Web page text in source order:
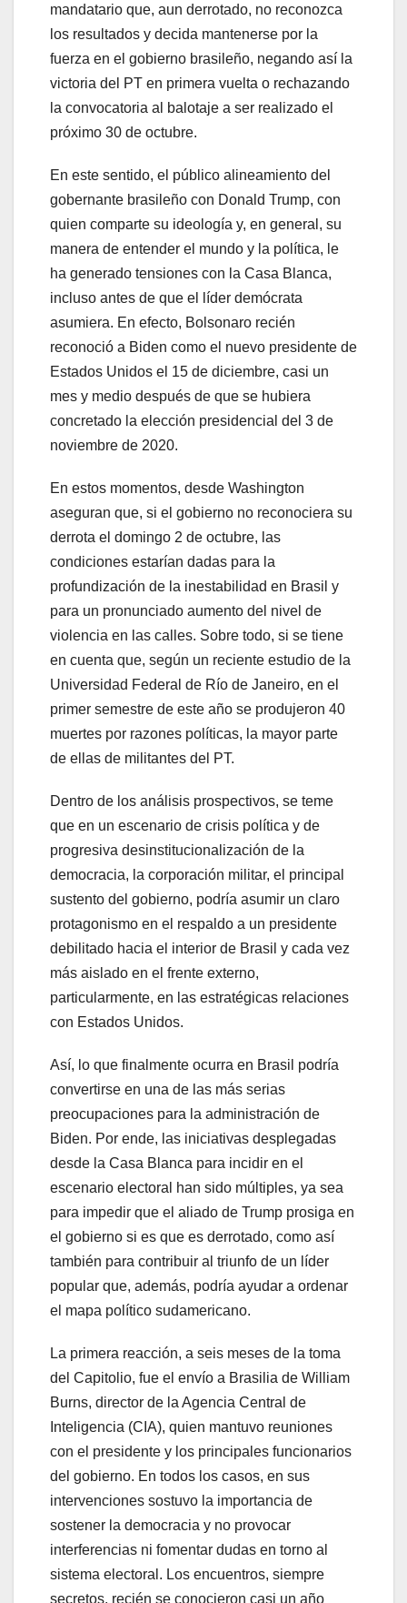
mandatario que, aun derrotado, no reconozca
los resultados y decida mantenerse por la
fuerza en el gobierno brasileño, negando así la
victoria del PT en primera vuelta o rechazando
la convocatoria al balotaje a ser realizado el
próximo 30 de octubre.
En este sentido, el público alineamiento del
gobernante brasileño con Donald Trump, con
quien comparte su ideología y, en general, su
manera de entender el mundo y la política, le
ha generado tensiones con la Casa Blanca,
incluso antes de que el líder demócrata
asumiera. En efecto, Bolsonaro recién
reconoció a Biden como el nuevo presidente de
Estados Unidos el 15 de diciembre, casi un
mes y medio después de que se hubiera
concretado la elección presidencial del 3 de
noviembre de 2020.
En estos momentos, desde Washington
aseguran que, si el gobierno no reconociera su
derrota el domingo 2 de octubre, las
condiciones estarían dadas para la
profundización de la inestabilidad en Brasil y
para un pronunciado aumento del nivel de
violencia en las calles. Sobre todo, si se tiene
en cuenta que, según un reciente estudio de la
Universidad Federal de Río de Janeiro, en el
primer semestre de este año se produjeron 40
muertes por razones políticas, la mayor parte
de ellas de militantes del PT.
Dentro de los análisis prospectivos, se teme
que en un escenario de crisis política y de
progresiva desinstitucionalización de la
democracia, la corporación militar, el principal
sustento del gobierno, podría asumir un claro
protagonismo en el respaldo a un presidente
debilitado hacia el interior de Brasil y cada vez
más aislado en el frente externo,
particularmente, en las estratégicas relaciones
con Estados Unidos.
Así, lo que finalmente ocurra en Brasil podría
convertirse en una de las más serias
preocupaciones para la administración de
Biden. Por ende, las iniciativas desplegadas
desde la Casa Blanca para incidir en el
escenario electoral han sido múltiples, ya sea
para impedir que el aliado de Trump prosiga en
el gobierno si es que es derrotado, como así
también para contribuir al triunfo de un líder
popular que, además, podría ayudar a ordenar
el mapa político sudamericano.
La primera reacción, a seis meses de la toma
del Capitolio, fue el envío a Brasilia de William
Burns, director de la Agencia Central de
Inteligencia (CIA), quien mantuvo reuniones
con el presidente y los principales funcionarios
del gobierno. En todos los casos, en sus
intervenciones sostuvo la importancia de
sostener la democracia y no provocar
interferencias ni fomentar dudas en torno al
sistema electoral. Los encuentros, siempre
secretos, recién se conocieron casi un año